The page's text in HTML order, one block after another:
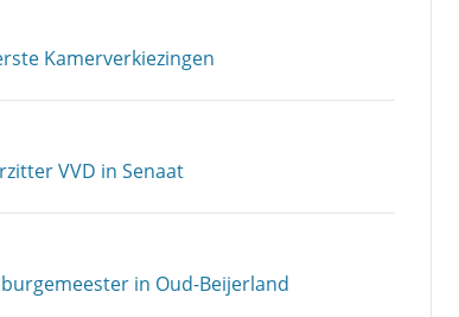
Kamerverkiezingen
VVD in Senaat
in Oud-Beijerland